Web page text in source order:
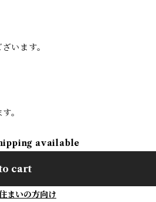
います。
。
available
cart
まいの方向け